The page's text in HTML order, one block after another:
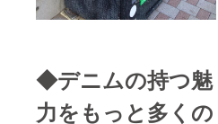
◆デニムの持つ魅
力をもっと多くの